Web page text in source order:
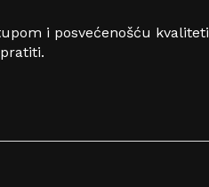
i posvećenošću